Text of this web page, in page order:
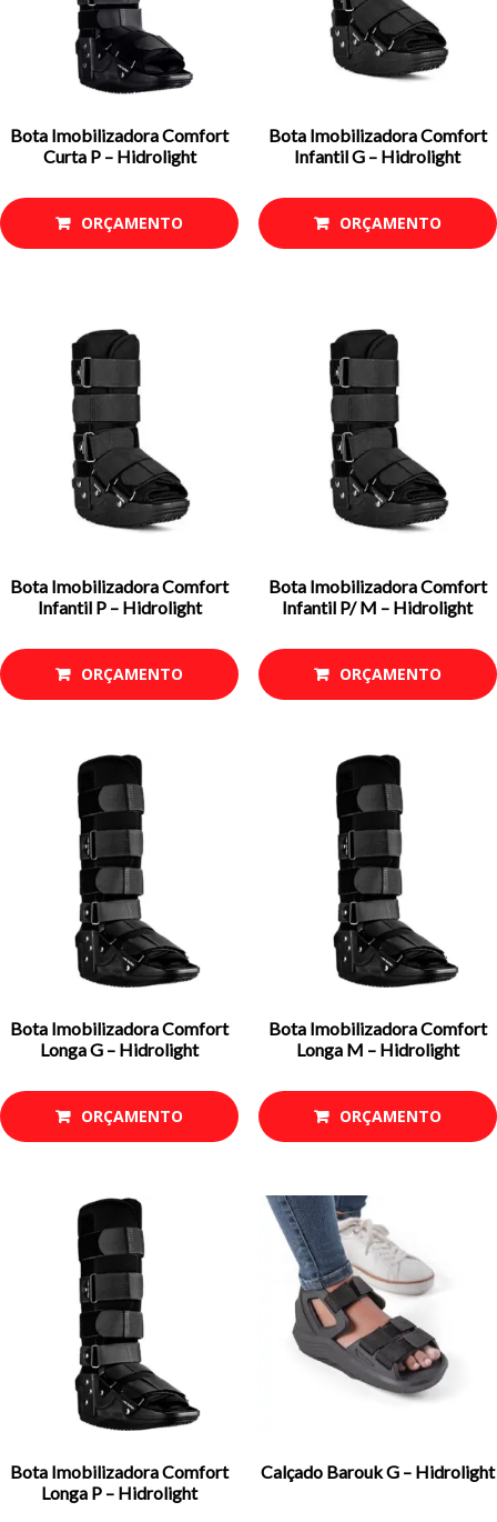
Bota Imobilizadora Comfort
Curta P – Hidrolight
ORÇAMENTO
Bota Imobilizadora Comfort
Infantil G – Hidrolight
ORÇAMENTO
Bota Imobilizadora Comfort
Infantil P – Hidrolight
ORÇAMENTO
Bota Imobilizadora Comfort
Infantil P/ M – Hidrolight
ORÇAMENTO
Bota Imobilizadora Comfort
Longa G – Hidrolight
ORÇAMENTO
Bota Imobilizadora Comfort
Longa M – Hidrolight
ORÇAMENTO
Bota Imobilizadora Comfort
Longa P – Hidrolight
Calçado Barouk G – Hidrolight